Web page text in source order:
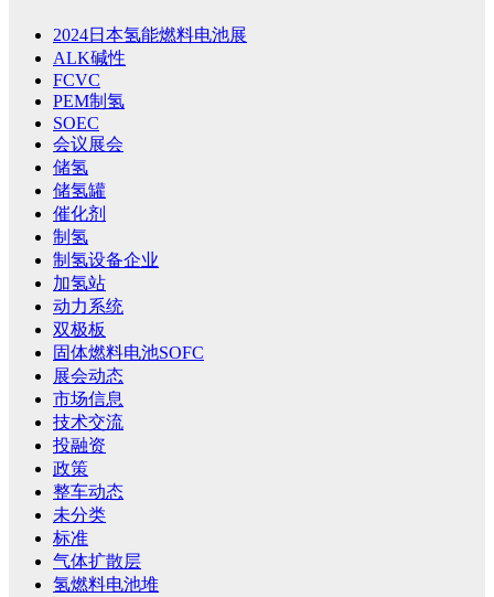
2024日本氢能燃料电池展
ALK碱性
FCVC
PEM制氢
SOEC
会议展会
储氢
储氢罐
催化剂
制氢
制氢设备企业
加氢站
动力系统
双极板
固体燃料电池SOFC
展会动态
市场信息
技术交流
投融资
政策
整车动态
未分类
标准
气体扩散层
氢燃料电池堆